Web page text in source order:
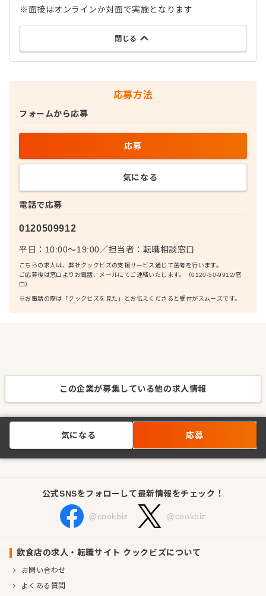
※面接はオンラインか対面で実施となります
閉じる
応募方法
電話で応募
0120509912
平日：10:00〜19:00／担当者： 転職相談窓口
こちらの求人は、弊社クックビズの支援サービス通じて選考を行います。
ご応募後は窓口よりお電話、メールにてご連絡いたします。（0120-50-9912/窓
口）
※お電話の際は「クックビズを見た」とお伝えくださると受付がスムーズです。
フォームから応募
応募
気になる
この企業が募集している他の求人情報
気になる 応募
公式SNSをフォローして最新情報をチェック！
@cookbiz @cookbiz
飲食店の求人・転職サイト クックビズについて
お問い合わせ
よくある質問